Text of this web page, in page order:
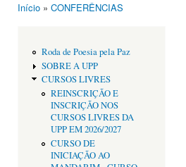
Início » CONFERÊNCIAS
Roda de Poesia pela Paz
SOBRE A UPP
CURSOS LIVRES
REINSCRIÇÃO E
INSCRIÇÃO NOS
CURSOS LIVRES DA
UPP EM 2026/2027
CURSO DE
INICIAÇÃO AO